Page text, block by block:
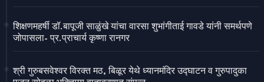
शिक्षणमहर्षी डॉ.बापूजी साळुंखे यांचा वारसा शुभांगीताई गावडे यांनी समर्थपणे
जोपासला- प्र.प्राचार्य कृष्णा रानगर
श्री गुरुबसवेश्वर विरक्त मठ, बिळूर येथे ध्यानमंदिर उद्घाटन व गुरुपादुका